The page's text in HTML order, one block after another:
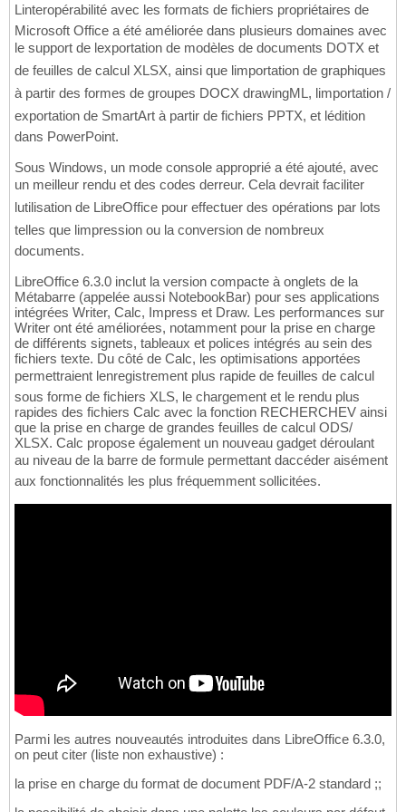
Linteropérabilité avec les formats de fichiers propriétaires de
Microsoft Office a été améliorée dans plusieurs domaines avec
le support de lexportation de modèles de documents DOTX et
de feuilles de calcul XLSX, ainsi que limportation de graphiques
à partir des formes de groupes DOCX drawingML, limportation /
exportation de SmartArt à partir de fichiers PPTX, et lédition
dans PowerPoint.
Sous Windows, un mode console approprié a été ajouté, avec
un meilleur rendu et des codes derreur. Cela devrait faciliter
lutilisation de LibreOffice pour effectuer des opérations par lots
telles que limpression ou la conversion de nombreux
documents.
LibreOffice 6.3.0 inclut la version compacte à onglets de la
Métabarre (appelée aussi NotebookBar) pour ses applications
intégrées Writer, Calc, Impress et Draw. Les performances sur
Writer ont été améliorées, notamment pour la prise en charge
de différents signets, tableaux et polices intégrés au sein des
fichiers texte. Du côté de Calc, les optimisations apportées
permettraient lenregistrement plus rapide de feuilles de calcul
sous forme de fichiers XLS, le chargement et le rendu plus
rapides des fichiers Calc avec la fonction RECHERCHEV ainsi
que la prise en charge de grandes feuilles de calcul ODS/
XLSX. Calc propose également un nouveau gadget déroulant
au niveau de la barre de formule permettant daccéder aisément
aux fonctionnalités les plus fréquemment sollicitées.
Parmi les autres nouveautés introduites dans LibreOffice 6.3.0,
on peut citer (liste non exhaustive) :
la prise en charge du format de document PDF/A-2 standard ;;